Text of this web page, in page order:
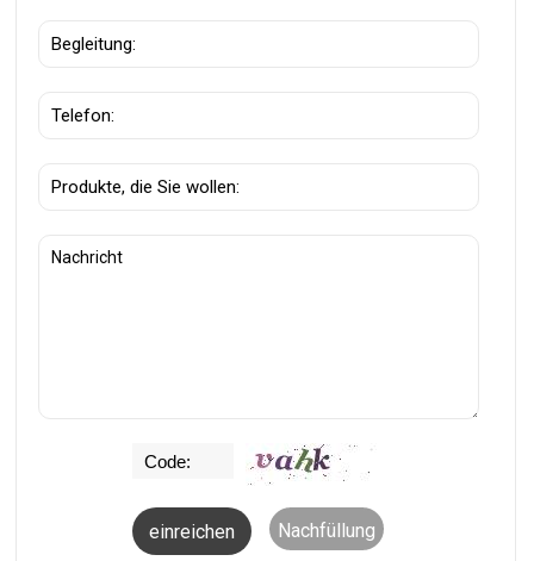
Nachfüllung